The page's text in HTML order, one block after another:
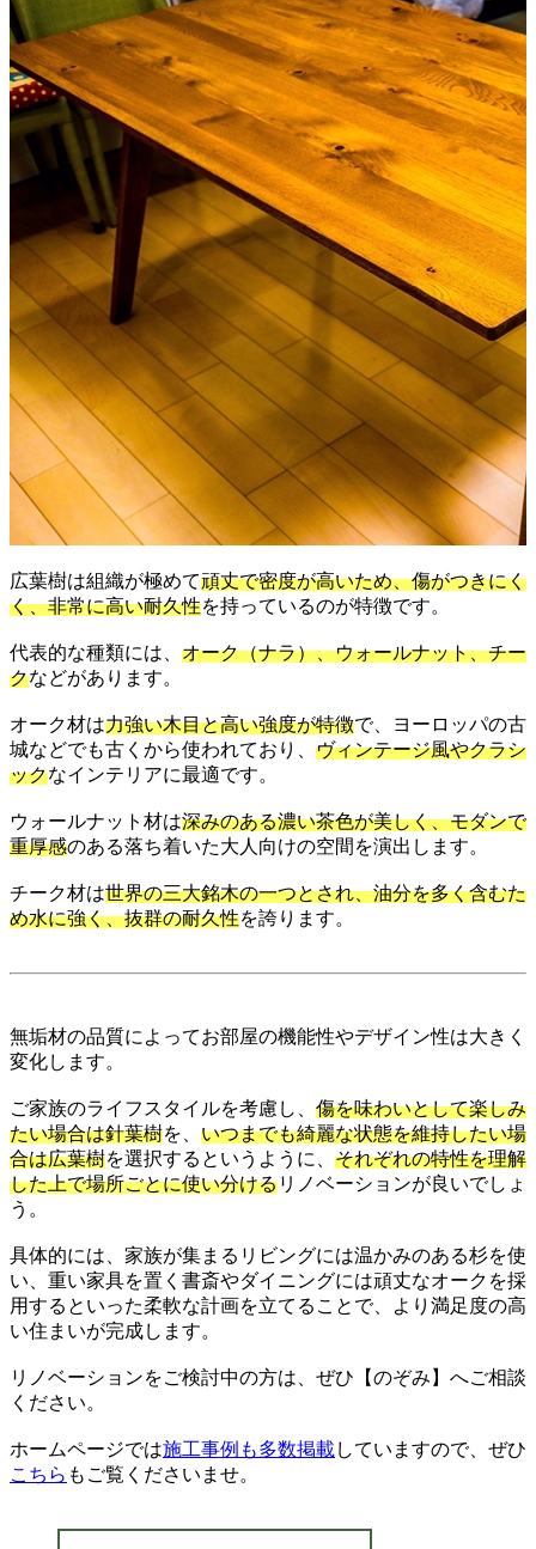
広葉樹は組織が極めて頑丈で密度が高いため、傷がつきにく
く、非常に高い耐久性を持っているのが特徴です。
代表的な種類には、 オーク（ナラ）、ウォールナット、チー
クなどがあります。
オーク材は力強い木目と高い強度が特徴で、ヨーロッパの古
城などでも古くから使われており、 ヴィンテージ風やクラシ
ックなインテリアに最適です。
ウォールナット材は深みのある濃い茶色が美しく、モダンで
重厚感のある落ち着いた大人向けの空間を演出します。
チーク材は世界の三大銘木の一つとされ、油分を多く含むた
め水に強く、抜群の耐久性を誇ります。
無垢材の品質によってお部屋の機能性やデザイン性は大きく
変化します。
ご家族のライフスタイルを考慮し、 傷を味わいとして楽しみ
たい場合は針葉樹を、 いつまでも綺麗な状態を維持したい場
合は広葉樹を選択するというように、 それぞれの特性を理解
した上で場所ごとに使い分けるリノベーションが良いでしょ
う。
具体的には、家族が集まるリビングには温かみのある杉を使
い、重い家具を置く書斎やダイニングには頑丈なオークを採
用するといった柔軟な計画を立てることで、より満足度の高
い住まいが完成します。
リノベーションをご検討中の方は、ぜひ【のぞみ】へご相談
ください。
ホームページでは施工事例も多数掲載していますので、ぜひ
こちら もご覧くださいませ。